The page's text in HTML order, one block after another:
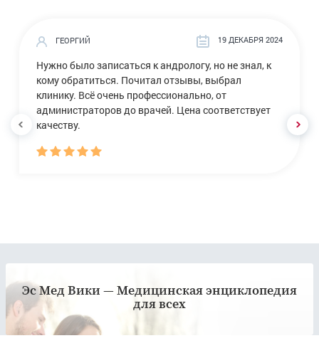
ГЕОРГИЙ 19 ДЕКАБРЯ 2024
Нужно было записаться к андрологу, но не знал, к
кому обратиться. Почитал отзывы, выбрал
клинику. Всё очень профессионально, от
администраторов до врачей. Цена соответствует
качеству.
Эс Мед Вики — Медицинская энциклопедия
для всех